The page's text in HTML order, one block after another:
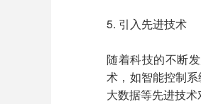
5. 引入先进技术
随着科技的不断
术，如智能控制
大数据等先进技术